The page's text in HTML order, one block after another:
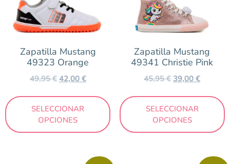
Zapatilla Mustang
49323 Orange
49,95€ 42,00€
SELECCIONAR
OPCIONES
Zapatilla Mustang
49341 Christie Pink
45,95€ 39,00€
SELECCIONAR
OPCIONES